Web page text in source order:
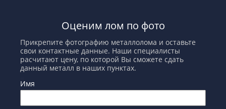
Оценим лом по фото
Прикрепите фотографию металлолома и оставьте
свои контактные данные. Наши специалисты
расчитают цену, по которой Вы сможете сдать
данный металл в наших пунктах.
Имя